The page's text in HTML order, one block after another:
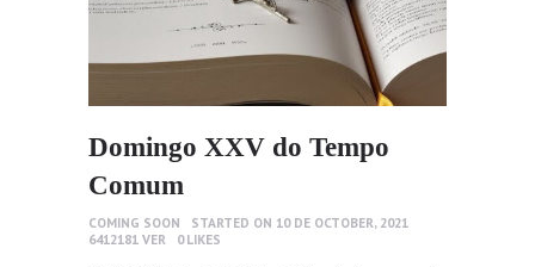
Domingo XXV do Tempo
Comum
COMING SOON
STARTED ON 10 DE OCTOBER, 2021
6412181 VER 0 LIKES